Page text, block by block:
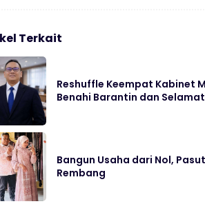
Terkait
Reshuffle Keempat Kabinet
Benahi Barantin dan
Bangun Usaha dari Nol,
Rembang